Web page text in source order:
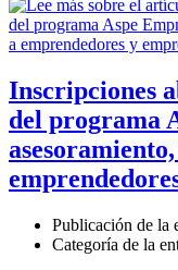
Inscripciones
del programa
Publicación de la
Categoría de la